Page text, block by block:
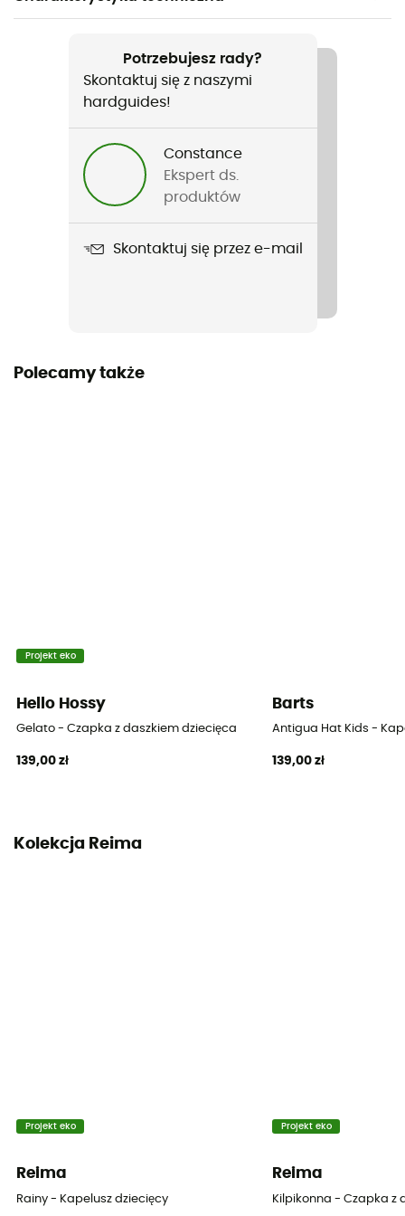
Turystyka piesza / Codzienny użytek
Nazwa produktu
Moomin Viehe
100 % Polyester recyclé
Potrzebujesz rady?
Skontaktuj się z naszymi
hardguides!
Constance
Ekspert ds.
produktów
Skontaktuj się przez e-mail
Polecamy także
Projekt eko
Hello Hossy
Gelato - Czapka z daszkiem dziecięca
139,00 zł
Barts
Antigua Hat Kids -
139,00 zł
Kolekcja Reima
Projekt eko
Reima
Rainy - Kapelusz dziecięcy
Projekt eko
Reima
Kilpikonna - Czapka z